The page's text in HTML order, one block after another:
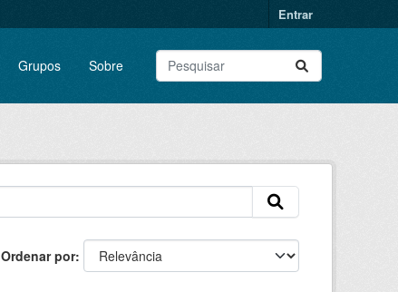
Entrar
Grupos Sobre
Ordenar por